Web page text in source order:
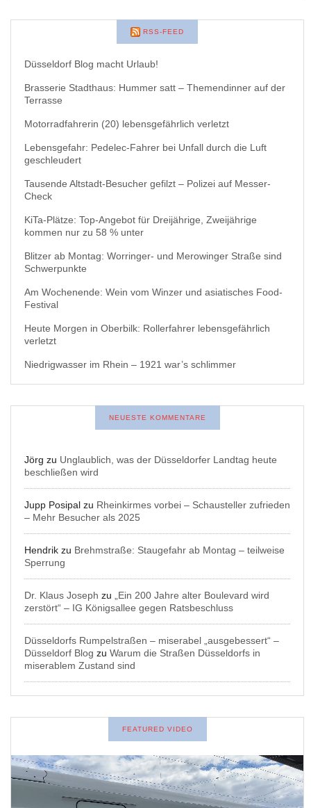
RSS-FEED
Düsseldorf Blog macht Urlaub!
Brasserie Stadthaus: Hummer satt – Themendinner auf der
Terrasse
Motorradfahrerin (20) lebensgefährlich verletzt
Lebensgefahr: Pedelec-Fahrer bei Unfall durch die Luft
geschleudert
Tausende Altstadt-Besucher gefilzt – Polizei auf Messer-
Check
KiTa-Plätze: Top-Angebot für Dreijährige, Zweijährige
kommen nur zu 58 % unter
Blitzer ab Montag: Worringer- und Merowinger Straße sind
Schwerpunkte
Am Wochenende: Wein vom Winzer und asiatisches Food-
Festival
Heute Morgen in Oberbilk: Rollerfahrer lebensgefährlich
verletzt
Niedrigwasser im Rhein – 1921 war’s schlimmer
NEUESTE KOMMENTARE
Jörg zu Unglaublich, was der Düsseldorfer Landtag heute
beschließen wird
Jupp Posipal zu Rheinkirmes vorbei – Schausteller zufrieden
– Mehr Besucher als 2025
Hendrik zu Brehmstraße: Staugefahr ab Montag – teilweise
Sperrung
Dr. Klaus Joseph zu
„Ein 200 Jahre alter Boulevard wird
zerstört“ – IG Königsallee gegen Ratsbeschluss
Düsseldorfs Rumpelstraßen – miserabel „ausgebessert“ –
Düsseldorf Blog zu Warum die Straßen Düsseldorfs in
miserablem Zustand sind
FEATURED VIDEO